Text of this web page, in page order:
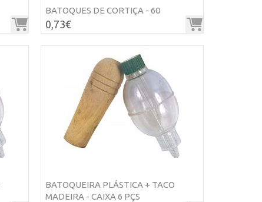
BATOQUES DE CORTIÇA - 60
0,73€
BATOQUEIRA PLÁSTICA + TACO
MADEIRA - CAIXA 6 PÇS